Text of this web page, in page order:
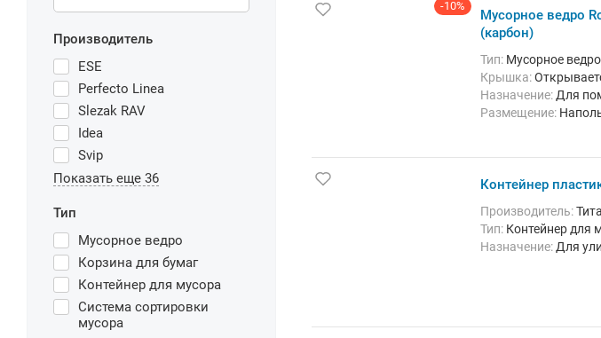
Производитель
ESE
Perfecto Linea
Slezak RAV
Idea
Svip
Показать еще 36
Тип
Мусорное ведро
Корзина для бумаг
Контейнер для мусора
Система сортировки
мусора
-10%
Мусорное ведро
(карбон)
Тип: Мусорное ведро
Крышка:
Назначение: Для
Размещение:
Контейнер
Производитель:
Тип: Контейнер для
Назначение: Для